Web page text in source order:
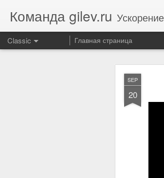
SEP
20
Команда gilev.ru
Classic Главная страница